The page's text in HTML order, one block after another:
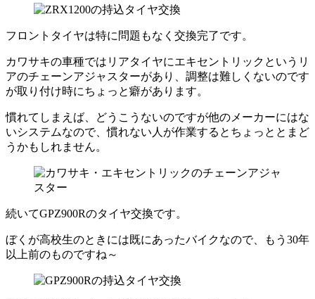
フロントタイヤは特に問題もなく交換完了です。
カワサキの車種ではリアタイヤにエキセントリックというリ
アのチェーンアジャスターがあり、調整は難しくないのです
が取り付け時にちょっと癖があります。
慣れてしまえば、どうこうないのですが他のメーカーにはな
いシステムなので、慣れない人が作業するとちょっととまど
うかもしれません。
続いてGPZ900Rのタイヤ交換です。
ぼくが高校生のときには既にあったバイクなので、もう30年
以上前のものですね～